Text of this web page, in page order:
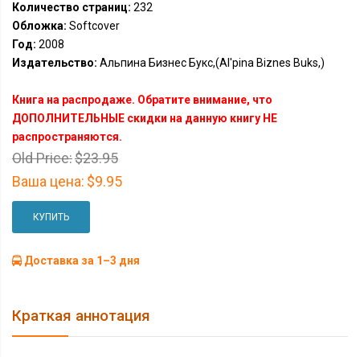
Количество страниц: 232
Обложка: Softcover
Год: 2008
Издательство: Альпина Бизнес Букс,(Al'pina Biznes Buks,)
Книга на распродаже. Обратите внимание, что
ДОПОЛНИТЕЛЬНЫЕ скидки на данную книгу НЕ
распространяются.
Old Price:$23.95
Ваша цена: $9.95
КУПИТЬ
Доставка за 1–3 дня
Краткая аннотация